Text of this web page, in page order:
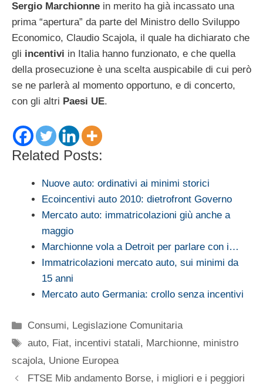
Sergio Marchionne in merito ha già incassato una
prima “apertura” da parte del Ministro dello Sviluppo
Economico, Claudio Scajola, il quale ha dichiarato che
gli incentivi in Italia hanno funzionato, e che quella
della prosecuzione è una scelta auspicabile di cui però
se ne parlerà al momento opportuno, e di concerto,
con gli altri Paesi UE.
Related Posts:
Nuove auto: ordinativi ai minimi storici
Ecoincentivi auto 2010: dietrofront Governo
Mercato auto: immatricolazioni giù anche a
maggio
Marchionne vola a Detroit per parlare con i…
Immatricolazioni mercato auto, sui minimi da
15 anni
Mercato auto Germania: crollo senza incentivi
Categorie
Consumi, Legislazione Comunitaria
Tag
auto, Fiat, incentivi statali, Marchionne, ministro
scajola, Unione Europea
FTSE Mib andamento Borse, i migliori e i peggiori